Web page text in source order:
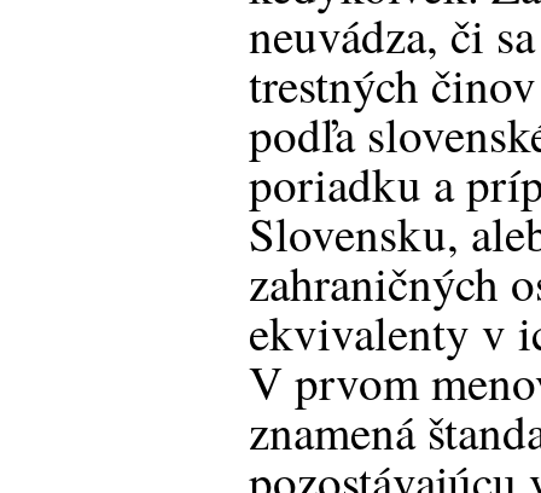
neuvádza, či
trestných
podľa
poriadku a
Slovensku,
zahraničných
ekvivalenty v
V prvom
znamená